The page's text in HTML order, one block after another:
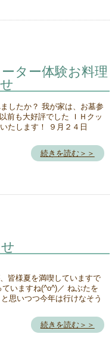
ター体験お料理
したか？ 我が家は、お墓参
前も大好評でした ＩＨクッ
たします！ ９月２４日
続きを読む＞＞
皆様夏を満喫していますで
いますね(^o^)／ ねぶたを
思いつつ今年は行けなそう
続きを読む＞＞